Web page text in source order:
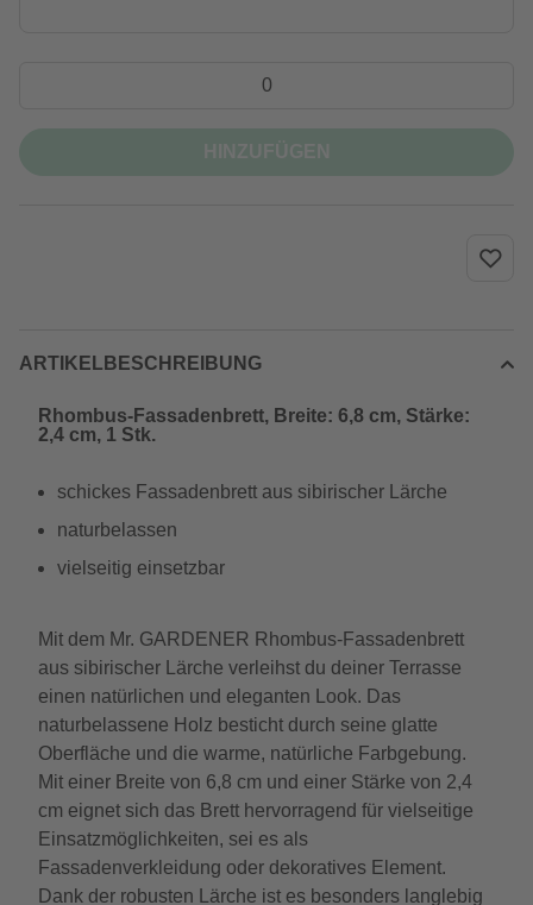
ARTIKELBESCHREIBUNG
Rhombus-Fassadenbrett, Breite: 6,8 cm, Stärke:
2,4 cm, 1 Stk.
schickes Fassadenbrett aus sibirischer Lärche
naturbelassen
vielseitig einsetzbar
Mit dem Mr. GARDENER Rhombus-Fassadenbrett
aus sibirischer Lärche verleihst du deiner Terrasse
einen natürlichen und eleganten Look. Das
naturbelassene Holz besticht durch seine glatte
Oberfläche und die warme, natürliche Farbgebung.
Mit einer Breite von 6,8 cm und einer Stärke von 2,4
cm eignet sich das Brett hervorragend für vielseitige
Einsatzmöglichkeiten, sei es als
Fassadenverkleidung oder dekoratives Element.
Dank der robusten Lärche ist es besonders langlebig